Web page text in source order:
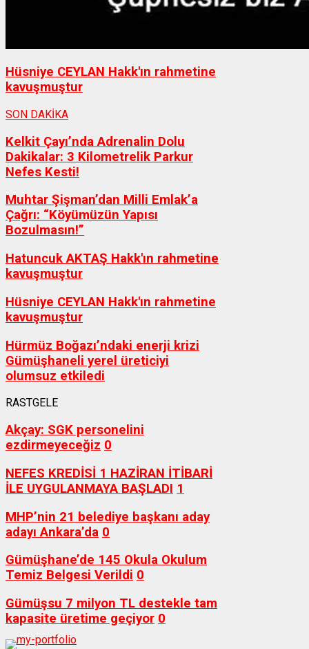
Hüsniye CEYLAN Hakk'ın rahmetine
kavuşmuştur
SON DAKİKA
Kelkit Çayı’nda Adrenalin Dolu
Dakikalar: 3 Kilometrelik Parkur
Nefes Kesti!
Muhtar Şişman’dan Milli Emlak’a
Çağrı: “Köyümüzün Yapısı
Bozulmasın!”
Hatuncuk AKTAŞ Hakk'ın rahmetine
kavuşmuştur
Hüsniye CEYLAN Hakk'ın rahmetine
kavuşmuştur
Hürmüz Boğazı’ndaki enerji krizi
Gümüşhaneli yerel üreticiyi
olumsuz etkiledi
RASTGELE
Akçay: SGK personelini
ezdirmeyeceğiz 0
NEFES KREDİSİ 1 HAZİRAN İTİBARİ
İLE UYGULANMAYA BAŞLADI 1
MHP’nin 21 belediye başkanı aday
adayı Ankara’da 0
Gümüşhane’de 145 Okula Okulum
Temiz Belgesi Verildi 0
Gümüşsu 7 milyon TL destekle tam
kapasite üretime geçiyor 0